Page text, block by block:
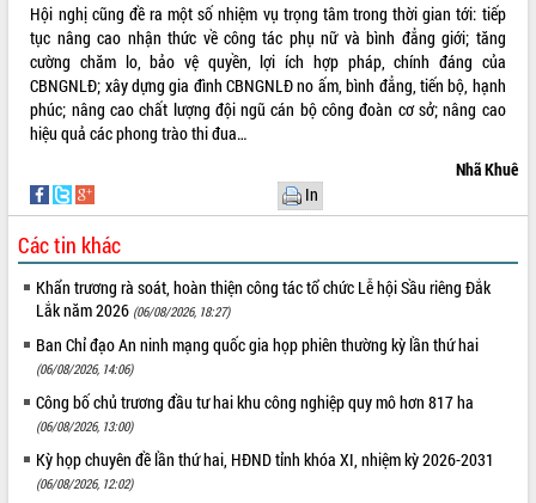
Hội nghị cũng đề ra một số nhiệm vụ trọng tâm trong thời gian tới: tiếp
tục nâng cao nhận thức về công tác phụ nữ và bình đẳng giới; tăng
cường chăm lo, bảo vệ quyền, lợi ích hợp pháp, chính đáng của
CBNGNLĐ; xây dựng gia đình CBNGNLĐ no ấm, bình đẳng, tiến bộ, hạnh
phúc; nâng cao chất lượng đội ngũ cán bộ công đoàn cơ sở; nâng cao
hiệu quả các phong trào thi đua…
Nhã Khuê
In
Các tin khác
Khẩn trương rà soát, hoàn thiện công tác tổ chức Lễ hội Sầu riêng Đắk
Lắk năm 2026 (06/08/2026, 18:27)
Ban Chỉ đạo An ninh mạng quốc gia họp phiên thường kỳ lần thứ hai
(06/08/2026, 14:06)
Công bố chủ trương đầu tư hai khu công nghiệp quy mô hơn 817 ha
(06/08/2026, 13:00)
Kỳ họp chuyên đề lần thứ hai, HĐND tỉnh khóa XI, nhiệm kỳ 2026-2031
(06/08/2026, 12:02)